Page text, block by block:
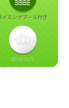
イミングプール付き
築5年以内